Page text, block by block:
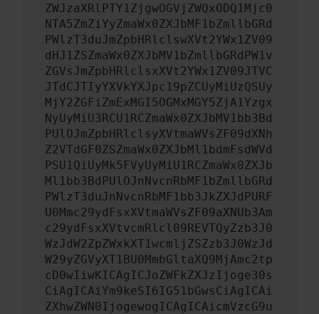
ZWJzaXRlPTY1ZjgwOGVjZWQxODQ1Mjc0
NTA5ZmZiYyZmaWx0ZXJbMF1bZmllbGRd
PWlzT3duJmZpbHRlclswXVt2YWx1ZV09
dHJ1ZSZmaWx0ZXJbMV1bZmllbGRdPW1v
ZGVsJmZpbHRlclsxXVt2YWx1ZV09JTVC
JTdCJTIyYXVkYXJpc19pZCUyMiUzQSUy
MjY2ZGFiZmExMGI5OGMxMGY5ZjA1Yzgx
NyUyMiU3RCU1RCZmaWx0ZXJbMV1bb3Bd
PUlOJmZpbHRlclsyXVtmaWVsZF09dXNh
Z2VTdGF0ZSZmaWx0ZXJbMl1bdmFsdWVd
PSU1QiUyMk5FVyUyMiU1RCZmaWx0ZXJb
Ml1bb3BdPUlOJnNvcnRbMF1bZmllbGRd
PWlzT3duJnNvcnRbMF1bb3JkZXJdPURF
U0Mmc29ydFsxXVtmaWVsZF09aXNUb3Am
c29ydFsxXVtvcmRlcl09REVTQyZzb3J0
WzJdW2ZpZWxkXT1wcmljZSZzb3J0WzJd
W29yZGVyXT1BU0MmbGltaXQ9MjAmc2tp
cD0wIiwKICAgICJoZWFkZXJzIjoge30s
CiAgICAiYm9keSI6IG51bGwsCiAgICAi
ZXhwZWN0IjogewogICAgICAicmVzcG9u